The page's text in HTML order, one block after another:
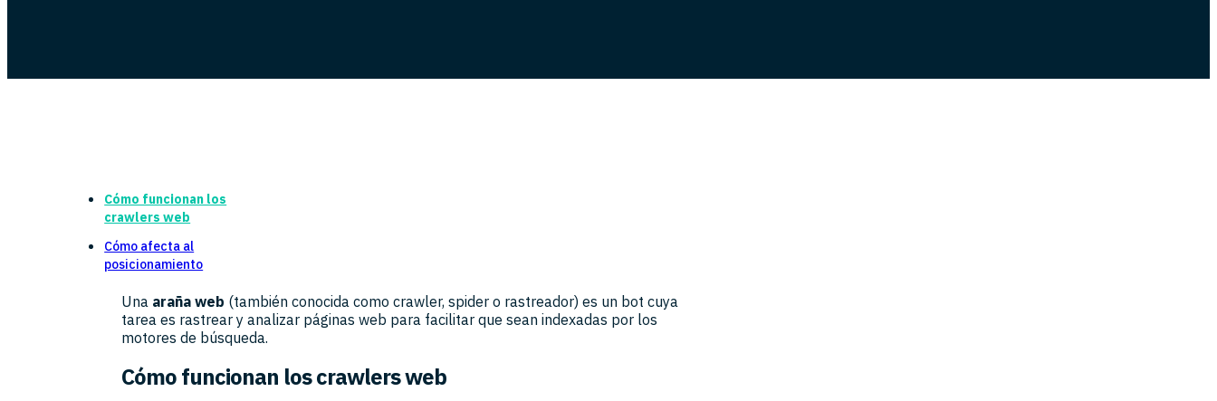
Cómo funcionan los
crawlers web
Cómo afecta al
posicionamiento
Una araña web (también conocida como crawler, spider o rastreador) es un bot cuya
tarea es rastrear y analizar páginas web para facilitar que sean indexadas por los
motores de búsqueda.
Cómo funcionan los crawlers web